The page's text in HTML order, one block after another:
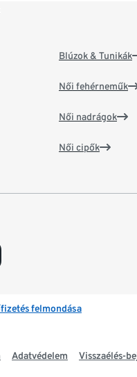
Blúzok & Tunikák
Női fehérneműk
Női nadrágok
Női cipők
felmondása
Adatvédelem Visszaélés-